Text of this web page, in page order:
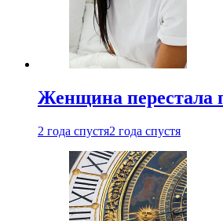
Женщина перестала
2 года спустя2 года спустя